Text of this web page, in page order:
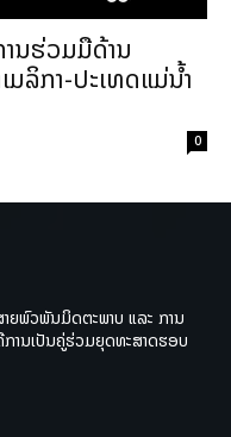
ນຮ່ວມມືດ້ານ
ມລິກາ-ປະເທດແມ່ນໍ້າ
0
ຍພົວພັນມິດຕະພາບ ແລະ ການ
ານເປັນຄູ່ຮ່ວມຍຸດທະສາດຮອບ